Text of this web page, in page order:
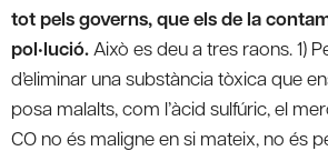
tot pels governs, que els de la
pol•lució. Això es deu a tres raons. 1)
d’eliminar una substància tòxica que
posa malalts, com l’àcid sulfúric, el
CO no és maligne en si mateix, no és